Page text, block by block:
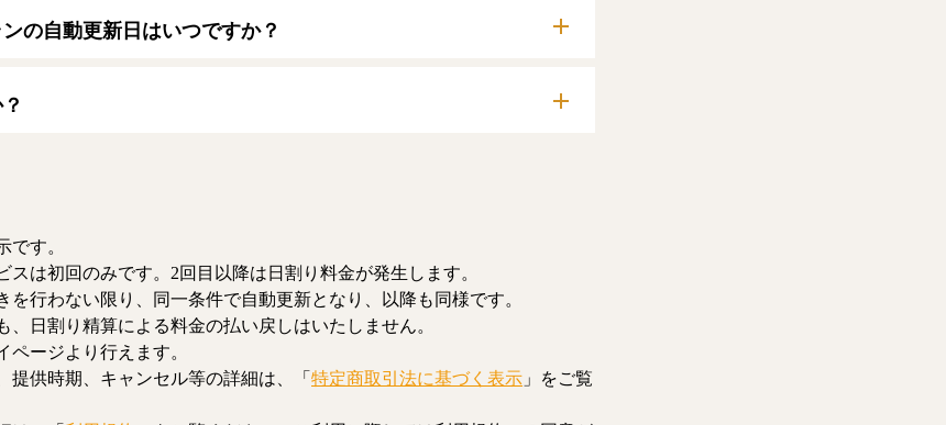
Express/Diners Club
の自動更新日はいつですか？
です。
スは初回のみです。2回目以降は日割り料金が発生します。
を行わない限り、同一条件で自動更新となり、以降も同様です。
、日割り精算による料金の払い戻しはいたしません。
ページより行えます。
提供時期、キャンセル等の詳細は、「 特定商取引法に基づく表示 」をご覧